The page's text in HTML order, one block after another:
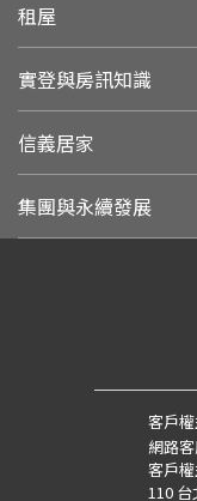
租屋
實登與房訊知識
信義居家
集團與永續發展
客戶
網路客
客戶權
110